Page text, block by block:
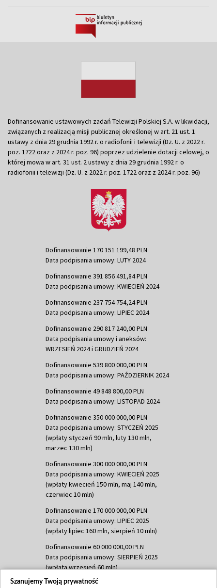
Dofinansowanie ustawowych zadań Telewizji Polskiej S.A. w likwidacji,
związanych z realizacją misji publicznej określonej w art. 21 ust. 1
ustawy z dnia 29 grudnia 1992 r. o radiofonii i telewizji (Dz. U. z 2022 r.
poz. 1722 oraz z 2024 r. poz. 96) poprzez udzielenie dotacji celowej, o
której mowa w art. 31 ust. 2 ustawy z dnia 29 grudnia 1992 r. o
radiofonii i telewizji (Dz. U. z 2022 r. poz. 1722 oraz z 2024 r. poz. 96)
Dofinansowanie 170 151 199,48 PLN
Data podpisania umowy: LUTY 2024
Dofinansowanie 391 856 491,84 PLN
Data podpisania umowy: KWIECIEŃ 2024
Dofinansowanie 237 754 754,24 PLN
Data podpisania umowy: LIPIEC 2024
Dofinansowanie 290 817 240,00 PLN
Data podpisania umowy i aneksów:
WRZESIEŃ 2024 i GRUDZIEŃ 2024
Dofinansowanie 539 800 000,00 PLN
Data podpisania umowy: PAŹDZIERNIK 2024
Dofinansowanie 49 848 800,00 PLN
Data podpisania umowy: LISTOPAD 2024
Dofinansowanie 350 000 000,00 PLN
Data podpisania umowy: STYCZEŃ 2025
(wpłaty styczeń 90 mln, luty 130 mln,
marzec 130 mln)
Dofinansowanie 300 000 000,00 PLN
Data podpisania umowy: KWIECIEŃ 2025
(wpłaty kwiecień 150 mln, maj 140 mln,
czerwiec 10 mln)
Dofinansowanie 170 000 000,00 PLN
Data podpisania umowy: LIPIEC 2025
(wpłaty lipiec 160 mln, sierpień 10 mln)
Dofinansowanie 60 000 000,00 PLN
Data podpisania umowy: SIERPIEŃ 2025
(wpłata wrzesień 60 mln)
Dofinansowanie 635 783 051,21 PLN
Szanujemy Twoją prywatność